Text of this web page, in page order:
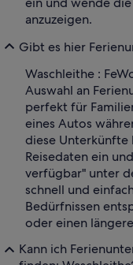
anzuzeigen.
Gibt es hier
Waschleithe :
Auswahl an
perfekt für
eines Autos
diese Unterkünfte
Reisedaten ein
verfügbar" unter
schnell und
Bedürfnissen
oder einen
Kann ich